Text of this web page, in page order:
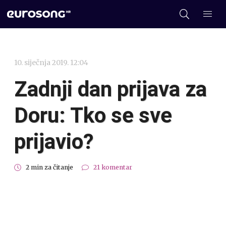
10. siječnja 2019. 12:04
Zadnji dan prijava za
Doru: Tko se sve
prijavio?
2 min za čitanje 21 komentar